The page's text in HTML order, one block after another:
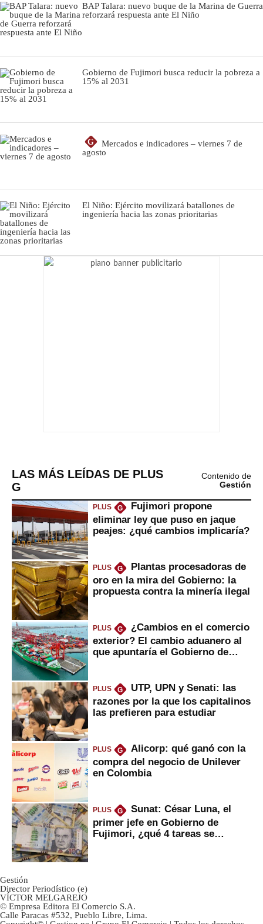
BAP Talara: nuevo buque de la Marina de Guerra
reforzará respuesta ante El Niño
Gobierno de Fujimori busca reducir la pobreza a
15% al 2031
G
Mercados e indicadores – viernes 7 de
agosto
El Niño: Ejército movilizará batallones de
ingeniería hacia las zonas prioritarias
LAS MÁS LEÍDAS DE PLUS
G
Contenido de
Gestión
PLUS G
Fujimori propone
eliminar ley que puso en jaque
peajes: ¿qué cambios implicaría?
PLUS G
Plantas procesadoras de
oro en la mira del Gobierno: la
propuesta contra la minería ilegal
PLUS G
¿Cambios en el comercio
exterior? El cambio aduanero al
que apuntaría el Gobierno de
PLUS G
UTP, UPN y Senati: las
razones por la que los capitalinos
las prefieren para estudiar
PLUS G
Alicorp: qué ganó con la
compra del negocio de Unilever
en Colombia
PLUS G
Sunat: César Luna, el
primer jefe en Gobierno de
Fujimori, ¿qué 4 tareas se
Gestión
Director Periodístico (e)
VÍCTOR MELGAREJO
© Empresa Editora El Comercio S.A.
Calle Paracas #532, Pueblo Libre, Lima.